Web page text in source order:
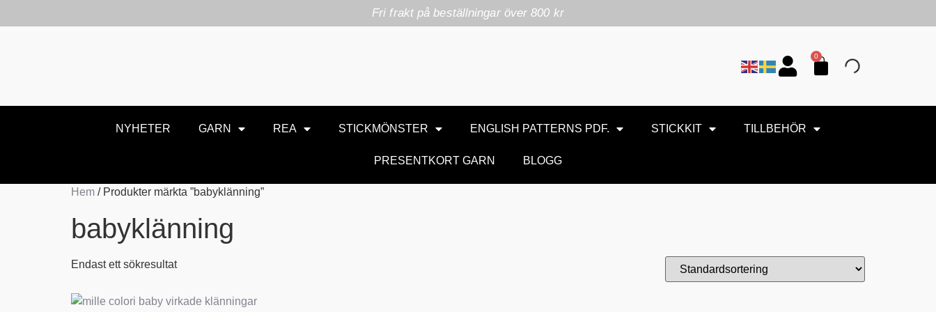
Fri frakt på beställningar över 800 kr
0
NYHETER GARN REA STICKMÖNSTER ENGLISH PATTERNS PDF. STICKKIT TILLBEHÖR
PRESENTKORT GARN BLOGG
Hem / Produkter märkta ”babyklänning”
babyklänning
Endast ett sökresultat